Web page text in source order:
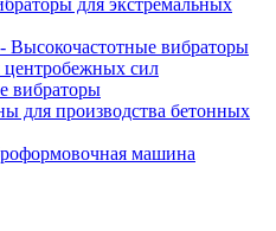
для экстремальных
Высокочастотные вибраторы
центробежных сил
вибраторы
для производства бетонных
машина